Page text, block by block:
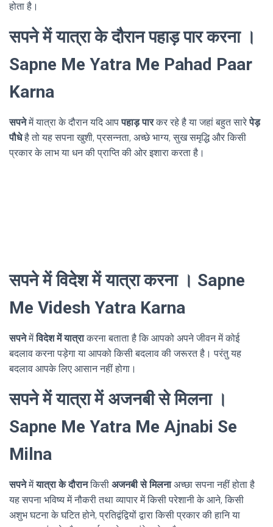
होता है।
सपने में यात्रा के दौरान पहाड़ पार करना ।
Sapne Me Yatra Me Pahad Paar
Karna
सपनेमें यात्रा के दौरान यदि आपपहाड़ पारकर रहे है या जहां बहुत सारेपेड़
पौधेहै तो यह सपना खुशी, प्रसन्नता, अच्छे भाग्य, सुख समृद्धि और किसी
प्रकार के लाभ या धन की प्राप्ति की ओर इशारा करता है।
सपने में विदेश में यात्रा करना । Sapne
Me Videsh Yatra Karna
सपनेमेंविदेश में यात्राकरना बताता है कि आपको अपने जीवन में कोई
बदलाव करना पड़ेगा या आपको किसी बदलाव की जरूरत है। परंतु यह
बदलाव आपके लिए आसान नहीं होगा।
सपने में यात्रा में अजनबी से मिलना ।
Sapne Me Yatra Me Ajnabi Se
Milna
सपनेमेंयात्रा के दौरानकिसी अजनबी से मिलनाअच्छा सपना नहीं होता है
यह सपना भविष्य में नौकरी तथा व्यापार में किसी परेशानी के आने, किसी
अशुभ घटना के घटित होने, प्रतिद्वंद्वियों द्वारा किसी प्रकार की हानि या